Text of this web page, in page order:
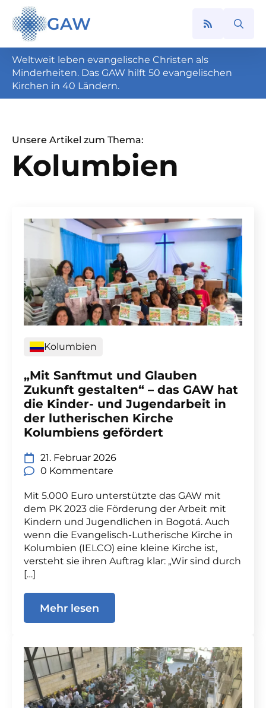
GAW
Search
Weltweit leben evangelische Christen als
Minderheiten. Das GAW hilft 50 evangelischen
Kirchen in 40 Ländern.
Unsere Artikel zum Thema:
Kolumbien
Kolumbien
„Mit Sanftmut und Glauben
Zukunft gestalten“ – das GAW hat
die Kinder- und Jugendarbeit in
der lutherischen Kirche
Kolumbiens gefördert
21. Februar 2026
0 Kommentare
Mit 5.000 Euro unterstützte das GAW mit
dem PK 2023 die Förderung der Arbeit mit
Kindern und Jugendlichen in Bogotá. Auch
wenn die Evangelisch-Lutherische Kirche in
Kolumbien (IELCO) eine kleine Kirche ist,
versteht sie ihren Auftrag klar: „Wir sind durch
[…]
Mehr lesen